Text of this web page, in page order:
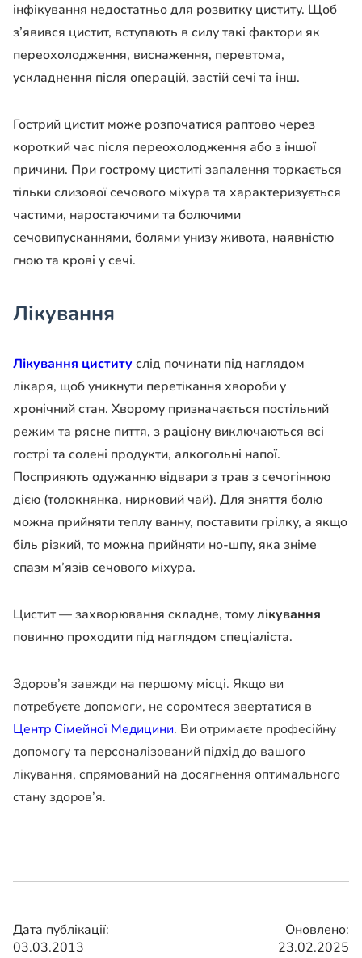
інфікування недостатньо для розвитку циститу. Щоб
з’явився цистит, вступають в силу такі фактори як
переохолодження, виснаження, перевтома,
ускладнення після операцій, застій сечі та інш.
Гострий цистит може розпочатися раптово через
короткий час після переохолодження або з іншої
причини. При гострому циститі запалення торкається
тільки слизової сечового міхура та характеризується
частими, наростаючими та болючими
сечовипусканнями, болями унизу живота, наявністю
гною та крові у сечі.
Лікування
Лікування циститу слід починати під наглядом
лікаря, щоб уникнути перетікання хвороби у
хронічний стан. Хворому призначається постільний
режим та рясне пиття, з раціону виключаються всі
гострі та солені продукти, алкогольні напої.
Посприяють одужанню відвари з трав з сечогінною
дією (толокнянка, нирковий чай). Для зняття болю
можна прийняти теплу ванну, поставити грілку, а якщо
біль різкий, то можна прийняти но-шпу, яка зніме
спазм м’язів сечового міхура.
Цистит — захворювання складне, томулікування
повинно проходити під наглядом спеціаліста.
Здоров’я завжди на першому місці. Якщо ви
потребуєте допомоги, не соромтеся звертатися в
Центр Сімейної Медицини. Ви отримаєте професійну
допомогу та персоналізований підхід до вашого
лікування, спрямований на досягнення оптимального
стану здоров’я.
Дата публікації:
03.03.2013
Оновлено:
23.02.2025